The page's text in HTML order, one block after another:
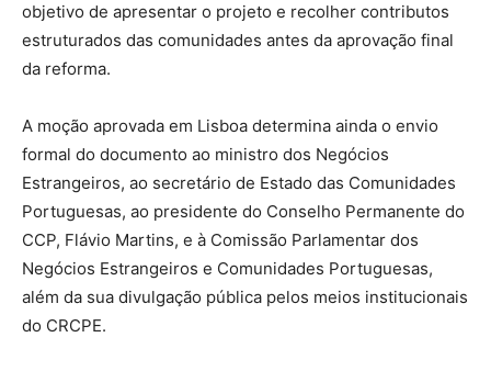
objetivo de apresentar o projeto e recolher contributos
estruturados das comunidades antes da aprovação final
da reforma.
A moção aprovada em Lisboa determina ainda o envio
formal do documento ao ministro dos Negócios
Estrangeiros, ao secretário de Estado das Comunidades
Portuguesas, ao presidente do Conselho Permanente do
CCP, Flávio Martins, e à Comissão Parlamentar dos
Negócios Estrangeiros e Comunidades Portuguesas,
além da sua divulgação pública pelos meios institucionais
do CRCPE.